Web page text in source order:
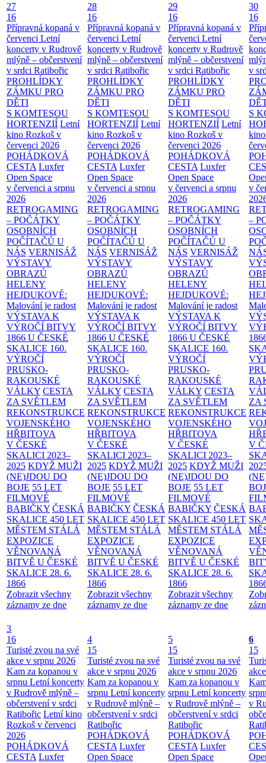
27
16
Přípravná kopaná v
červenci Letní
koncerty v Rudrově
mlýně – občerstvení
v srdci Ratibořic
PROHLÍDKY
ZÁMKU PRO
DĚTI
S KOMTESOU
HORTENZIÍ Letní
kino Rozkoš v
červenci 2026
POHÁDKOVÁ
CESTA Luxfer
Open Space
v červenci a srpnu
2026
RETROGAMING
– POČÁTKY
OSOBNÍCH
POČÍTAČŮ U
NÁS VERNISÁŽ
VÝSTAVY
OBRAZŮ
HELENY
HEJDUKOVÉ:
Malování je radost
VÝSTAVA K
VÝROČÍ BITVY
1866 U ČESKÉ
SKALICE 160.
VÝROČÍ
PRUSKO-
RAKOUSKÉ
VÁLKY CESTA
ZA SVĚTLEM
REKONSTRUKCE
VOJENSKÉHO
HŘBITOVA
V ČESKÉ
SKALICI 2023–
2025 KDYŽ MUŽI
(NE)JDOU DO
BOJE 55 LET
FILMOVÉ
BABIČKY ČESKÁ
SKALICE 450 LET
MĚSTEM STÁLÁ
EXPOZICE
VĚNOVANÁ
BITVĚ U ČESKÉ
SKALICE 28. 6.
1866
Zobrazit všechny
záznamy ze dne
28
16
Přípravná kopaná v
červenci Letní
koncerty v Rudrově
mlýně – občerstvení
v srdci Ratibořic
PROHLÍDKY
ZÁMKU PRO
DĚTI
S KOMTESOU
HORTENZIÍ Letní
kino Rozkoš v
červenci 2026
POHÁDKOVÁ
CESTA Luxfer
Open Space
v červenci a srpnu
2026
RETROGAMING
– POČÁTKY
OSOBNÍCH
POČÍTAČŮ U
NÁS VERNISÁŽ
VÝSTAVY
OBRAZŮ
HELENY
HEJDUKOVÉ:
Malování je radost
VÝSTAVA K
VÝROČÍ BITVY
1866 U ČESKÉ
SKALICE 160.
VÝROČÍ
PRUSKO-
RAKOUSKÉ
VÁLKY CESTA
ZA SVĚTLEM
REKONSTRUKCE
VOJENSKÉHO
HŘBITOVA
V ČESKÉ
SKALICI 2023–
2025 KDYŽ MUŽI
(NE)JDOU DO
BOJE 55 LET
FILMOVÉ
BABIČKY ČESKÁ
SKALICE 450 LET
MĚSTEM STÁLÁ
EXPOZICE
VĚNOVANÁ
BITVĚ U ČESKÉ
SKALICE 28. 6.
1866
Zobrazit všechny
záznamy ze dne
29
16
Přípravná kopaná v
červenci Letní
koncerty v Rudrově
mlýně – občerstvení
v srdci Ratibořic
PROHLÍDKY
ZÁMKU PRO
DĚTI
S KOMTESOU
HORTENZIÍ Letní
kino Rozkoš v
červenci 2026
POHÁDKOVÁ
CESTA Luxfer
Open Space
v červenci a srpnu
2026
RETROGAMING
– POČÁTKY
OSOBNÍCH
POČÍTAČŮ U
NÁS VERNISÁŽ
VÝSTAVY
OBRAZŮ
HELENY
HEJDUKOVÉ:
Malování je radost
VÝSTAVA K
VÝROČÍ BITVY
1866 U ČESKÉ
SKALICE 160.
VÝROČÍ
PRUSKO-
RAKOUSKÉ
VÁLKY CESTA
ZA SVĚTLEM
REKONSTRUKCE
VOJENSKÉHO
HŘBITOVA
V ČESKÉ
SKALICI 2023–
2025 KDYŽ MUŽI
(NE)JDOU DO
BOJE 55 LET
FILMOVÉ
BABIČKY ČESKÁ
SKALICE 450 LET
MĚSTEM STÁLÁ
EXPOZICE
VĚNOVANÁ
BITVĚ U ČESKÉ
SKALICE 28. 6.
1866
Zobrazit všechny
záznamy ze dne
30
16
v
S
v
–
ZA
V
3
16
Turisté zvou na své
akce v srpnu 2026
Kam za kopanou v
srpnu Letní koncerty
v Rudrově mlýně –
občerstvení v srdci
Ratibořic Letní kino
Rozkoš v červenci
2026
POHÁDKOVÁ
CESTA Luxfer
4
15
Turisté zvou na své
akce v srpnu 2026
Kam za kopanou v
srpnu Letní koncerty
v Rudrově mlýně –
občerstvení v srdci
Ratibořic
POHÁDKOVÁ
CESTA Luxfer
Open Space
5
15
Turisté zvou na své
akce v srpnu 2026
Kam za kopanou v
srpnu Letní koncerty
v Rudrově mlýně –
občerstvení v srdci
Ratibořic
POHÁDKOVÁ
CESTA Luxfer
Open Space
6
15
v